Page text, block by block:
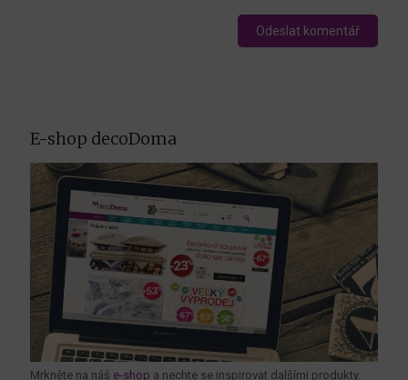
E-shop decoDoma
Mrkněte na náš e-shop a nechte se inspirovat dalšími produkty.